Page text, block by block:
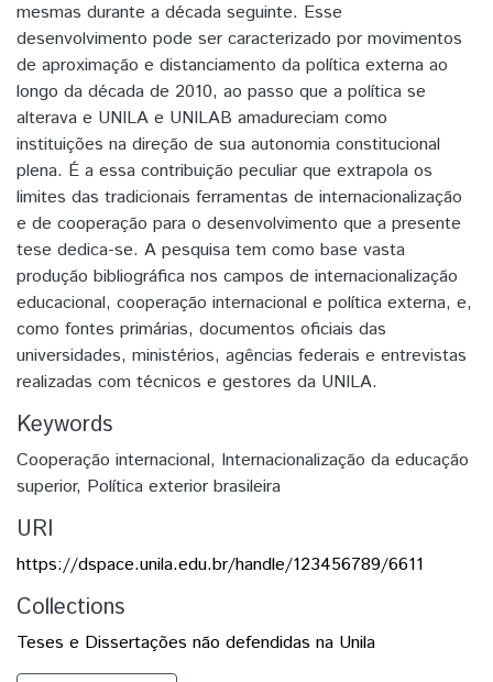
mesmas durante a década seguinte. Esse
desenvolvimento pode ser caracterizado por movimentos
de aproximação e distanciamento da política externa ao
longo da década de 2010, ao passo que a política se
alterava e UNILA e UNILAB amadureciam como
instituições na direção de sua autonomia constitucional
plena. É a essa contribuição peculiar que extrapola os
limites das tradicionais ferramentas de internacionalização
e de cooperação para o desenvolvimento que a presente
tese dedica-se. A pesquisa tem como base vasta
produção bibliográfica nos campos de internacionalização
educacional, cooperação internacional e política externa, e,
como fontes primárias, documentos oficiais das
universidades, ministérios, agências federais e entrevistas
realizadas com técnicos e gestores da UNILA.
Keywords
Cooperação internacional, Internacionalização da educação
superior, Política exterior brasileira
URI
https://dspace.unila.edu.br/handle/123456789/6611
Collections
Teses e Dissertações não defendidas na Unila